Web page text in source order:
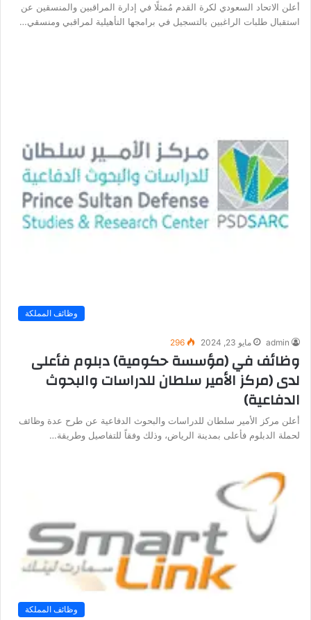
أعلن الاتحاد السعودي لكرة القدم مُمثلًا في إدارة المراقبين والمنسقين عن
استقبال طلبات الراغبين بالتسجيل في برامجها التأهيلية لمراقبي ومنسقي…
وظائف المملكة
admin مايو 23, 2024 296
وظائف في (مؤسسة حكومية) دبلوم فأعلى
لدى (مركز الأمير سلطان للدراسات والبحوث
الدفاعية)
أعلن مركز الأمير سلطان للدراسات والبحوث الدفاعية عن طرح عدة وظائف
لحملة الدبلوم فأعلى بمدينة الرياض، وذلك وفقاً للتفاصيل وطريقة…
وظائف المملكة